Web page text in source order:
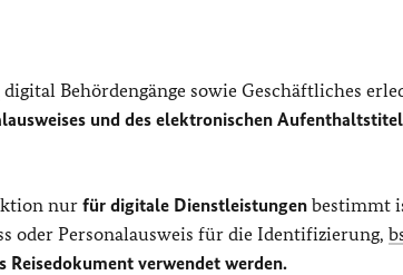
digital Behördengänge sowie Geschäftliches
und des elektronischen
nur für digitale Dienstleistungen bestimmt
oder Personalausweis für die Identifizierung,
verwendet werden.